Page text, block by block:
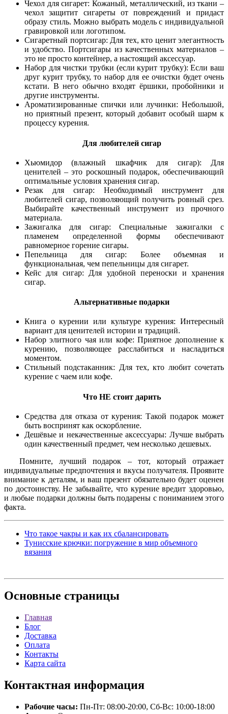
Чехол для сигарет: Кожаный, металлический, из ткани –
чехол защитит сигареты от повреждений и придаст
образу стиль. Можно выбрать модель с индивидуальной
гравировкой или логотипом.
Сигаретный портсигар: Для тех, кто ценит элегантность
и удобство. Портсигары из качественных материалов –
это не просто контейнер, а настоящий аксессуар.
Набор для чистки трубки (если курит трубку): Если ваш
друг курит трубку, то набор для ее очистки будет очень
кстати. В него обычно входят ёршики, пробойники и
другие инструменты.
Ароматизированные спички или лучинки: Небольшой,
но приятный презент, который добавит особый шарм к
процессу курения.
Для любителей сигар
Хьюмидор (влажный шкафчик для сигар): Для
ценителей – это роскошный подарок, обеспечивающий
оптимальные условия хранения сигар.
Резак для сигар: Необходимый инструмент для
любителей сигар, позволяющий получить ровный срез.
Выбирайте качественный инструмент из прочного
материала.
Зажигалка для сигар: Специальные зажигалки с
пламенем определенной формы обеспечивают
равномерное горение сигары.
Пепельница для сигар: Более объемная и
функциональная, чем пепельницы для сигарет.
Кейс для сигар: Для удобной переноски и хранения
сигар.
Альтернативные подарки
Книга о курении или культуре курения: Интересный
вариант для ценителей истории и традиций.
Набор элитного чая или кофе: Приятное дополнение к
курению, позволяющее расслабиться и насладиться
моментом.
Стильный подстаканник: Для тех, кто любит сочетать
курение с чаем или кофе.
Что НЕ стоит дарить
Средства для отказа от курения: Такой подарок может
быть воспринят как оскорбление.
Дешёвые и некачественные аксессуары: Лучше выбрать
один качественный предмет, чем несколько дешевых.
Помните, лучший подарок – тот, который отражает
индивидуальные предпочтения и вкусы получателя. Проявите
внимание к деталям, и ваш презент обязательно будет оценен
по достоинству. Не забывайте, что курение вредит здоровью,
и любые подарки должны быть подарены с пониманием этого
факта.
Что такое чакры и как их сбалансировать
Тунисские крючки: погружение в мир объемного
вязания
Основные страницы
Главная
Блог
Доставка
Оплата
Контакты
Карта сайта
Контактная информация
Рабочие часы: Пн-Пт: 08:00-20:00, Сб-Вс: 10:00-18:00